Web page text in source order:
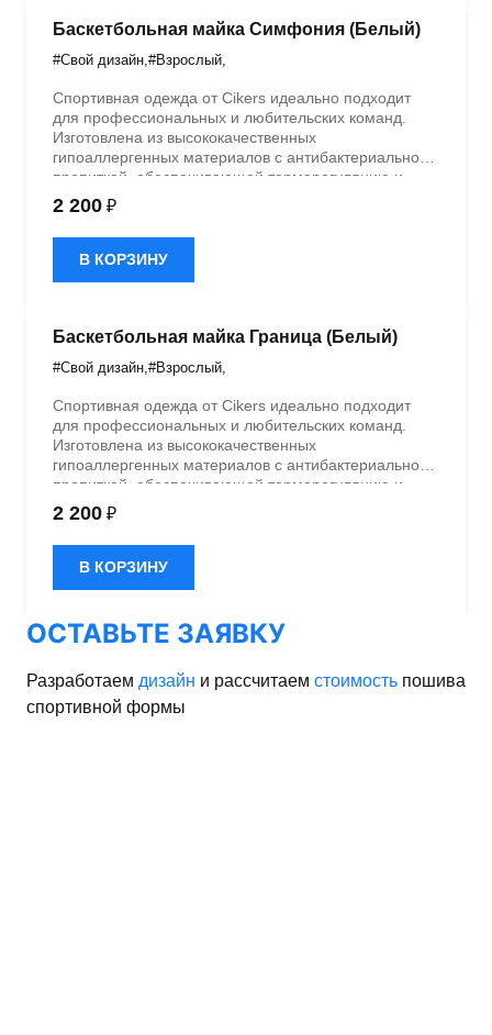
Баскетбольная майка Симфония (Белый)
#Свой дизайн #Взрослый
Спортивная одежда от Cikers идеально подходит
для профессиональных и любительских команд.
Изготовлена из высококачественных
гипоаллергенных материалов с антибактериальной
пропиткой, обеспечивающей терморегуляцию и
быстрое влагоотведение. Одежда обладает
эластичностью в 5 направлениях и стильным
дизайном.
2 200 ₽
В КОРЗИНУ
Баскетбольная майка Граница (Белый)
#Свой дизайн #Взрослый
Спортивная одежда от Cikers идеально подходит
для профессиональных и любительских команд.
Изготовлена из высококачественных
гипоаллергенных материалов с антибактериальной
пропиткой, обеспечивающей терморегуляцию и
быстрое влагоотведение. Одежда обладает
эластичностью в 5 направлениях и стильным
дизайном.
2 200 ₽
В КОРЗИНУ
ОСТАВЬТЕ ЗАЯВКУ
Разработаем дизайн и рассчитаем стоимость пошива
спортивной формы